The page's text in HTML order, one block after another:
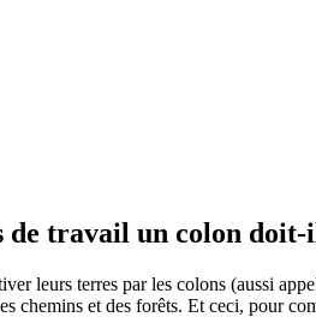
de travail un colon
leurs terres par les colons (aussi
chemins et des forêts. Et ceci, pour